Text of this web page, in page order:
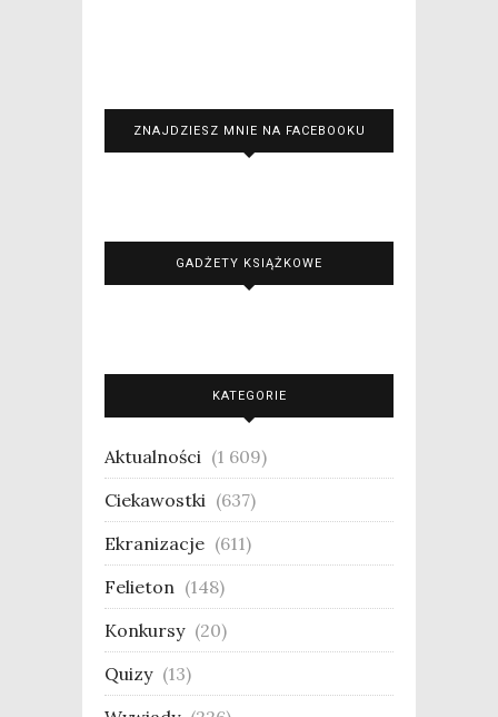
ZNAJDZIESZ MNIE NA FACEBOOKU
GADŻETY KSIĄŻKOWE
KATEGORIE
Aktualności (1 609)
Ciekawostki (637)
Ekranizacje (611)
Felieton (148)
Konkursy (20)
Quizy (13)